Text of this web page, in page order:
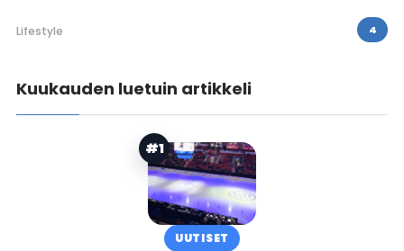
Lifestyle 4
Kuukauden luetuin artikkeli
#1
UUTISET